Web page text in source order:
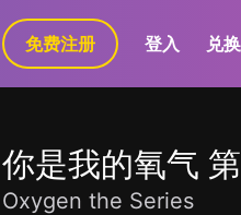
免费注册 登入 兑
你是我的氧气
Oxygen the Series